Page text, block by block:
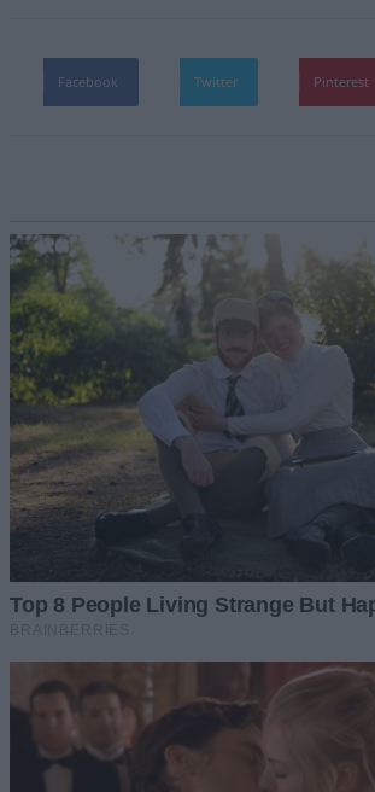
Facebook Twitter Pinterest